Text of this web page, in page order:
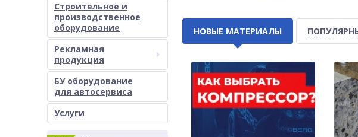
Строительное и
производственное
оборудование
Рекламная
продукция
БУ оборудование
для автосервиса
Услуги
НОВЫЕ МАТЕРИАЛЫ